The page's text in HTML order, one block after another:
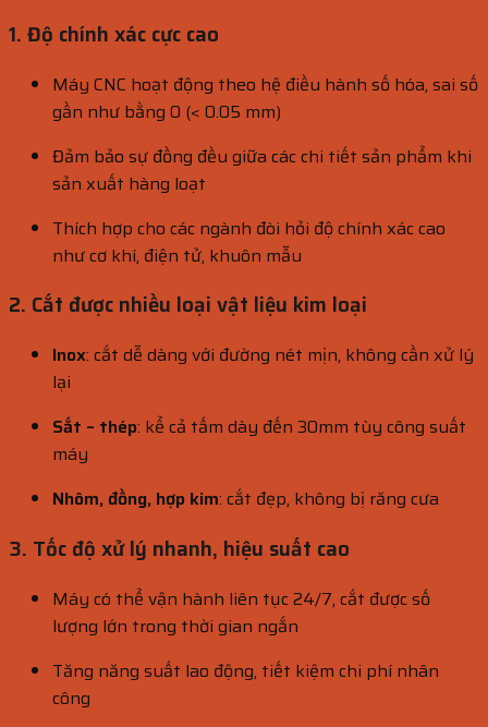
1. Độ chính xác cực cao
Máy CNC hoạt động theo hệ điều hành số hóa, sai số
gần như bằng 0 (< 0.05 mm)
Đảm bảo sự đồng đều giữa các chi tiết sản phẩm khi
sản xuất hàng loạt
Thích hợp cho các ngành đòi hỏi độ chính xác cao
như cơ khí, điện tử, khuôn mẫu
2. Cắt được nhiều loại vật liệu kim loại
Inox: cắt dễ dàng với đường nét mịn, không cần xử lý
lại
Sắt – thép: kể cả tấm dày đến 30mm tùy công suất
máy
Nhôm, đồng, hợp kim: cắt đẹp, không bị răng cưa
3. Tốc độ xử lý nhanh, hiệu suất cao
Máy có thể vận hành liên tục 24/7, cắt được số
lượng lớn trong thời gian ngắn
Tăng năng suất lao động, tiết kiệm chi phí nhân
công